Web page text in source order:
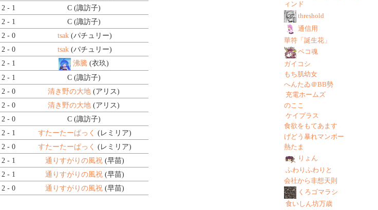
2 - 1 C (諏訪子)
2 - 1 C (諏訪子)
2 - 0 tsak (パチュリー)
2 - 0 tsak (パチュリー)
2 - 1 沸騰 (衣玖)
2 - 1 C (諏訪子)
2 - 0 清き野の大地 (アリス)
2 - 0 清き野の大地 (アリス)
2 - 0 C (諏訪子)
2 - 1 すたーたーぱっく (レミリア)
2 - 0 すたーたーぱっく (レミリア)
2 - 1 通りすがりの風祝 (早苗)
2 - 1 通りすがりの風祝 (早苗)
2 - 0 通りすがりの風祝 (早苗)
ィンド
threshold
通信用
華符「誕生花」
ペコ魂
ガイコシ
もち肌幼女
へんたゐ＠BB勢
充電ホームズ
のここ
ケイプラス
食欲をもてあます
げどう暴れマンボー
熱たま
りょん
ふわりふわりと
会社から非想天則
くろゴマラシ
食いしん坊万歳